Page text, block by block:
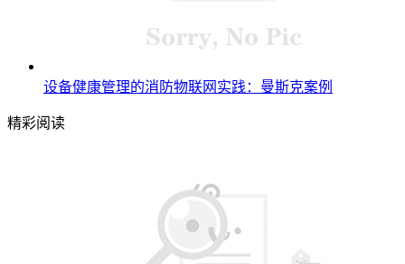
设备健康管理的消防物联网实践：曼斯克案例
精彩阅读